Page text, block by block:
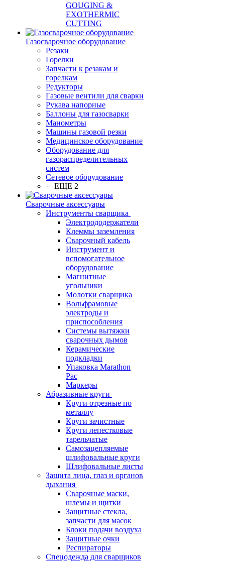
GOUGING &
EXOTHERMIC
CUTTING
Газосварочное оборудование
Резаки
Горелки
Запчасти к резакам и
горелкам
Редукторы
Газовые вентили для сварки
Рукава напорные
Баллоны для газосварки
Манометры
Машины газовой резки
Медицинское оборудование
Оборудование для
газораспределительных
систем
Сетевое оборудование
+ ЕЩЕ 2
Сварочные аксессуары
Инструменты сварщика
Электрододержатели
Клеммы заземления
Сварочный кабель
Инструмент и
вспомогательное
оборудование
Магнитные
угольники
Молотки сварщика
Вольфрамовые
электроды и
приспособления
Системы вытяжки
сварочных дымов
Керамические
подкладки
Упаковка Marathon
Pac
Маркеры
Абразивные круги
Круги отрезные по
металлу
Круги зачистные
Круги лепестковые
тарельчатые
Самозацепляемые
шлифовальные круги
Шлифовальные листы
Защита лица, глаз и органов
дыхания
Сварочные маски,
шлемы и щитки
Защитные стекла,
запчасти для масок
Блоки подачи воздуха
Защитные очки
Респираторы
Спецодежда для сварщиков